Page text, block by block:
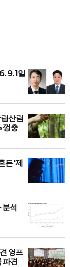
9. 1일
산림
껑충
든 '제
분석
영프
파견